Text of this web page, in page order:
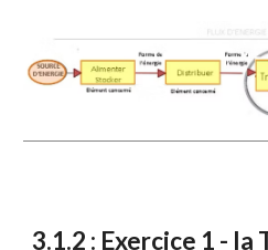
3.1.2 : Exercice 1 -